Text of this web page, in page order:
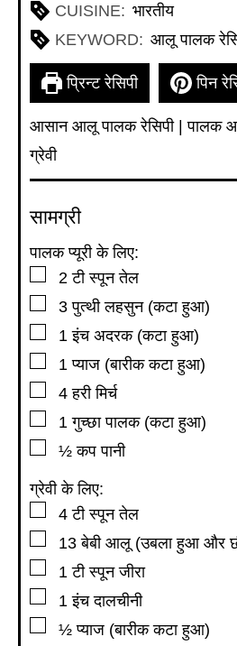
CUISINE: भारतीय
KEYWORD: आलू पालक
प्रिन्ट रेसिपी पिन
आसान आलू पालक रेसिपी | पालक
ग्रेवी
सामग्री
पालक प्यूरी के लिए:
▢
2 टी स्पून तेल
▢
3 पुत्थी लहसुन (कटा हुआ)
▢
1 इंच अदरक (कटा हुआ)
▢
1 प्याज (बारीक कटा हुआ)
▢
4 हरी मिर्च
▢
1 गुच्छा पालक (कटा हुआ)
▢
½ कप पानी
ग्रेवी के लिए:
▢
4 टी स्पून तेल
▢
13 बेबी आलू (उबला हुआ और
▢
1 टी स्पून जीरा
▢
1 इंच दालचीनी
▢
½ प्याज (बारीक कटा हुआ)